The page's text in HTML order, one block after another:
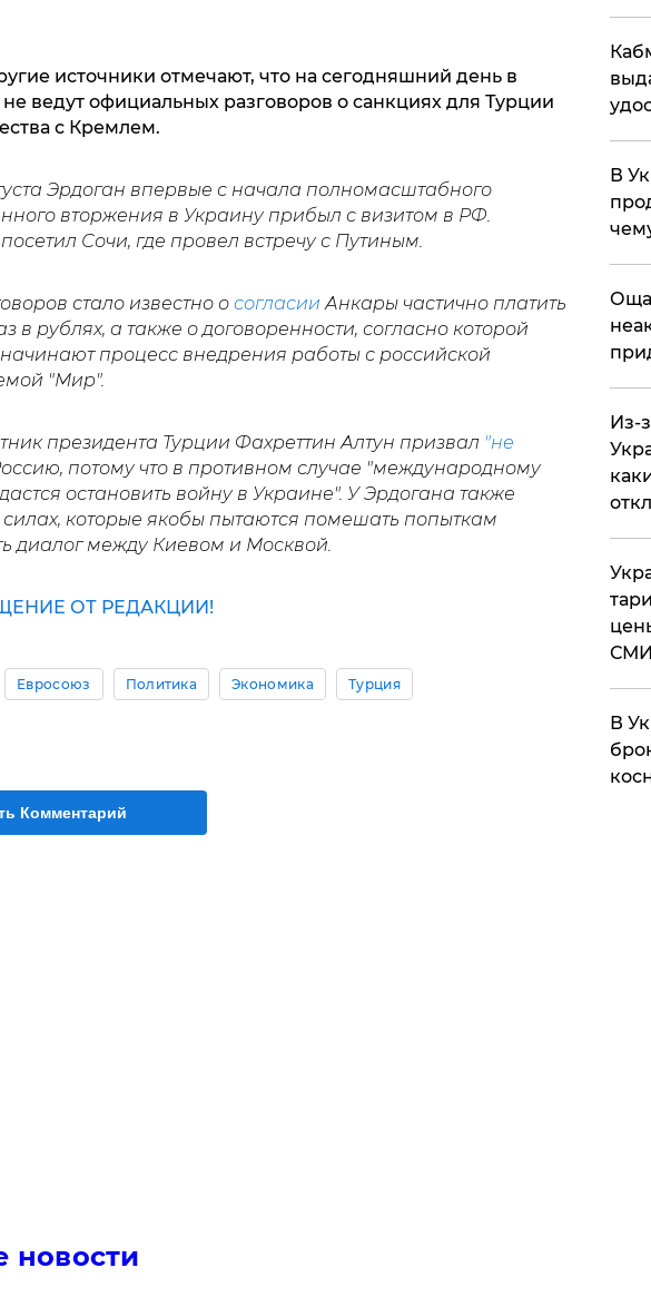
источники отмечают, что на сегодняшний день в
ведут официальных разговоров о санкциях для Турции
с Кремлем.
Эрдоган впервые с начала полномасштабного
вторжения в Украину прибыл с визитом в РФ.
Сочи, где провел встречу с Путиным.
стало известно осогласии Анкары частично платить
в рублях, а также о договоренности, согласно которой
процесс внедрения работы с российской
"Мир".
президента Турции Фахреттин Алтун призвал "не
потому что в противном случае "международному
остановить войну в Украине". У Эрдогана также
которые якобы пытаются помешать попыткам
диалог между Киевом и Москвой.
ОТ РЕДАКЦИИ!
Евросоюз Политика Экономика Турция
Комментарий
новости
В
Из-
СМИ
В